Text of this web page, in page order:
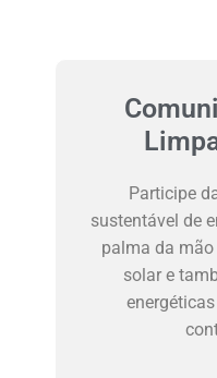
Participe
sustentável de
palma da
solar e